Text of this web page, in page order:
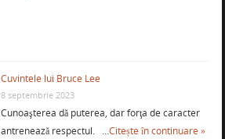
Cuvintele lui Bruce Lee
8 septembrie 2023
Cunoaşterea dă puterea, dar forţa de caracter
antrenează respectul. …Citește în continuare »